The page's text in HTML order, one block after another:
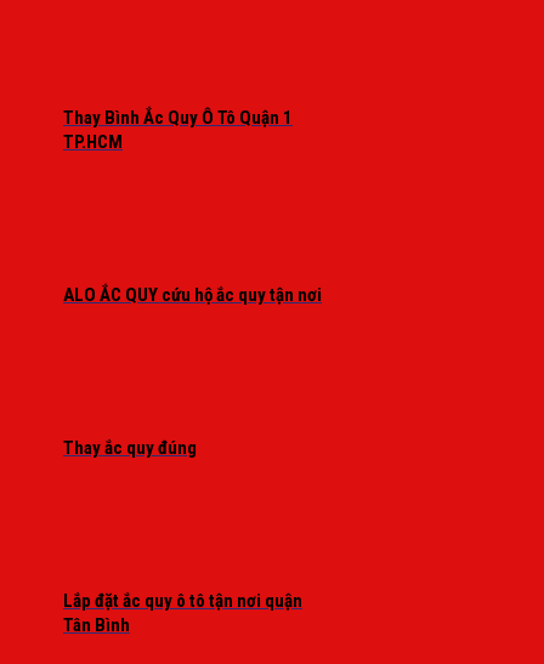
Thay Bình Ắc Quy Ô Tô Quận 1
TP.HCM
ALO ẮC QUY cứu hộ ắc quy tận nơi
Thay ắc quy đúng
Lắp đặt ắc quy ô tô tận nơi quận
Tân Bình